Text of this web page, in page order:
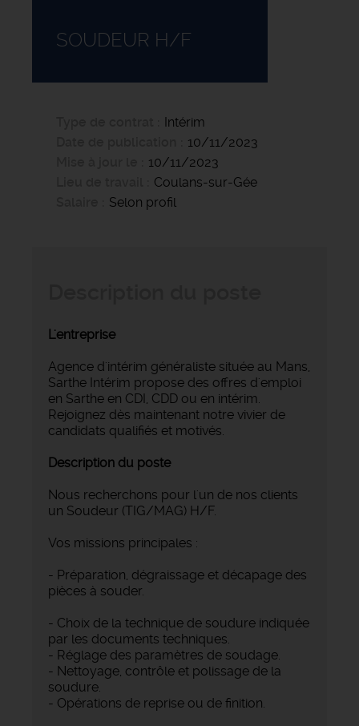
SOUDEUR H/F
Intérim
10/11/2023
10/11/2023
Coulans-sur-Gée
Selon profil
L'entreprise
Agence d'intérim généraliste située au Mans,
Sarthe Intérim propose des offres d'emploi
en Sarthe en CDI, CDD ou en intérim.
Rejoignez dès maintenant notre vivier de
candidats qualifiés et motivés.
Description du poste
Nous recherchons pour l'un de nos clients
un Soudeur (TIG/MAG) H/F.
Vos missions principales :
- Préparation, dégraissage et décapage des
pièces à souder.
- Choix de la technique de soudure indiquée
par les documents techniques.
- Réglage des paramètres de soudage.
- Nettoyage, contrôle et polissage de la
soudure.
- Opérations de reprise ou de finition.